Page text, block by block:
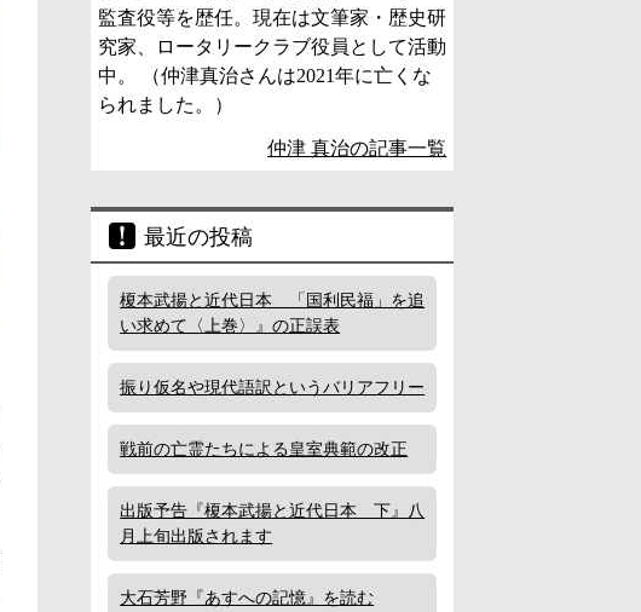
監査役等を歴任。現在は文筆家・歴史研
究家、ロータリークラブ役員として活動
中。 （仲津真治さんは2021年に亡くな
られました。）
仲津 真治の記事一覧
最近の投稿
榎本武揚と近代日本 「国利民福」を追
い求めて〈上巻〉』の正誤表
振り仮名や現代語訳というバリアフリー
戦前の亡霊たちによる皇室典範の改正
出版予告『榎本武揚と近代日本 下』八
月上旬出版されます
大石芳野『あすへの記憶』を読む